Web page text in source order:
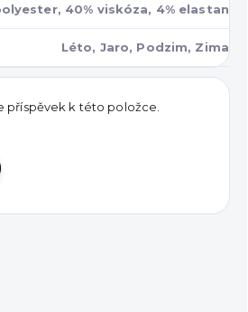
40% viskóza, 4% elastan
Léto, Jaro, Podzim, Zima
příspěvek k této položce.